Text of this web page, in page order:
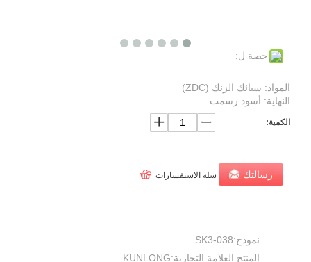
حصة ل:
المواد: سبائك الزنك (ZDC)
النهاية: أسود رسمت
الكمية:
رسالتك سلة الاستفسارات
نموذج:SK3-038
المنتج العلامة التجارية:KUNLONG